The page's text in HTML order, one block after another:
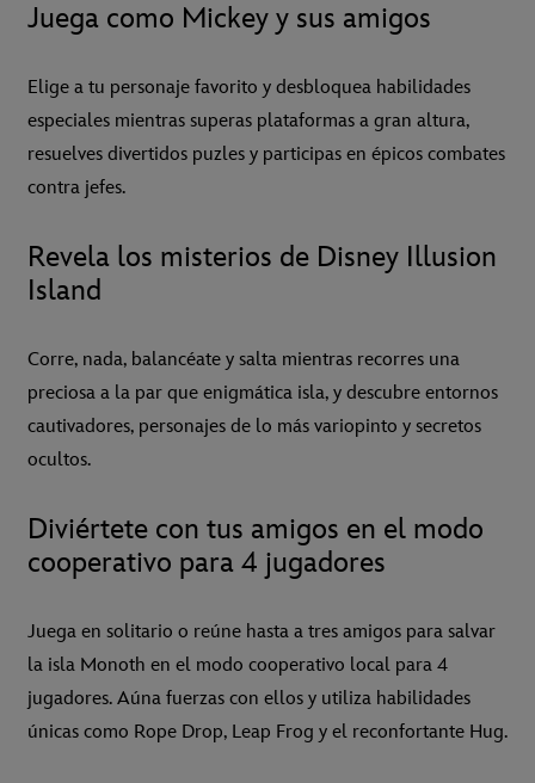
Juega como Mickey y sus amigos
Elige a tu personaje favorito y desbloquea habilidades
especiales mientras superas plataformas a gran altura,
resuelves divertidos puzles y participas en épicos combates
contra jefes.
Revela los misterios de Disney Illusion
Island
Corre, nada, balancéate y salta mientras recorres una
preciosa a la par que enigmática isla, y descubre entornos
cautivadores, personajes de lo más variopinto y secretos
ocultos.
Diviértete con tus amigos en el modo
cooperativo para 4 jugadores
Juega en solitario o reúne hasta a tres amigos para salvar
la isla Monoth en el modo cooperativo local para 4
jugadores. Aúna fuerzas con ellos y utiliza habilidades
únicas como Rope Drop, Leap Frog y el reconfortante Hug.